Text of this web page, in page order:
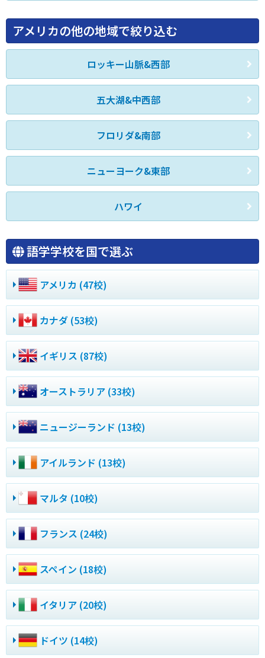
アメリカの他の地域で絞り込む
ロッキー山脈&西部
五大湖&中西部
フロリダ&南部
ニューヨーク&東部
ハワイ
語学学校を国で選ぶ
アメリカ (47校)
カナダ (53校)
イギリス (87校)
オーストラリア (33校)
ニュージーランド (13校)
アイルランド (13校)
マルタ (10校)
フランス (24校)
スペイン (18校)
イタリア (20校)
ドイツ (14校)